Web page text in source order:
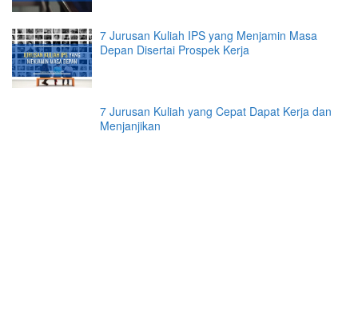
7 Jurusan Kuliah IPS yang Menjamin Masa
Depan Disertai Prospek Kerja
7 Jurusan Kuliah yang Cepat Dapat Kerja dan
Menjanjikan